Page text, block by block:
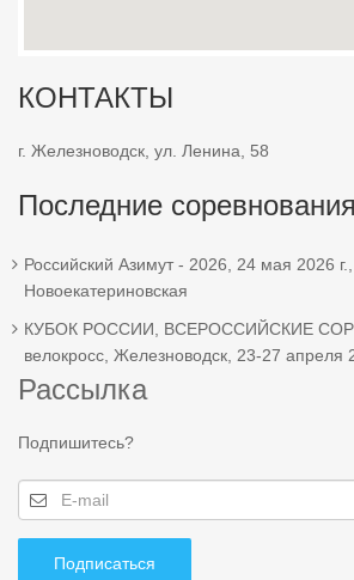
КОНТАКТЫ
г. Железноводск, ул. Ленина, 58
Последние соревнования
Российский Азимут - 2026, 24 мая 2026 г.,
Новоекатериновская
КУБОК РОССИИ, ВСЕРОССИЙСКИЕ
велокросс, Железноводск, 23-27 апреля
Рассылка
Подпишитесь?
Подписаться